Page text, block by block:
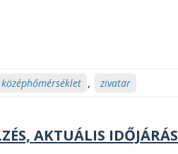
, zivatar
AKTUÁLIS IDŐJÁRÁS